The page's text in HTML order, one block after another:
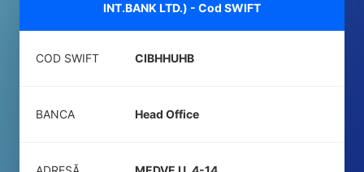
INT.BANK LTD.) - Cod SWIFT
COD SWIFT CIBHHUHB
BANCA Head Office